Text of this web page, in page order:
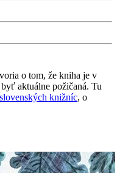
o tom, že kniha je v
aktuálne požičaná. Tu
knižníc, o